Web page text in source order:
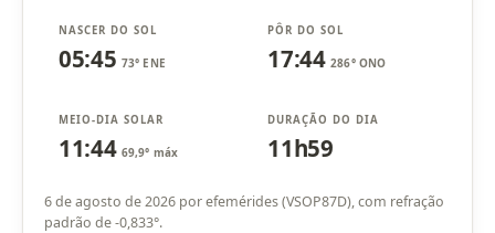
NASCER DO SOL
05:45 73° ENE
PÔR DO SOL
17:44 286° ONO
MEIO-DIA SOLAR
11:44 69,9° máx
DURAÇÃO DO DIA
11h59
6 de agosto de 2026 por efemérides (VSOP87D), com refração
padrão de -0,833°.